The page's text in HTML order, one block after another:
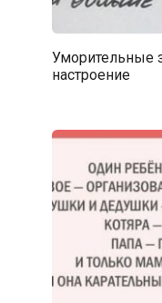
Уморительные
настроение